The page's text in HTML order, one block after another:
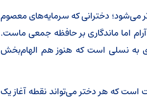
می‌شود؛ دخترانی که سرمایه‌های معصوم
اما ماندگاری بر حافظه‌ جمعی ماست.
به نسلی است که هنوز هم الهام‌بخش
است که هر دختر می‌تواند نقطه آغاز یک